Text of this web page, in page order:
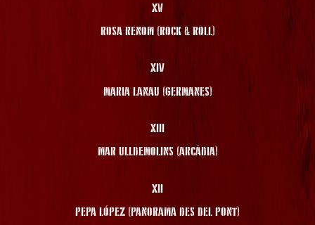
XV
ROSA RENOM (ROCK & ROLL)
XIV
MARIA LANAU (GERMANES)
XIII
MAR ULLDEMOLINS (ARCÀDIA)
XII
PEPA LÓPEZ (PANORAMA DES DEL PONT)